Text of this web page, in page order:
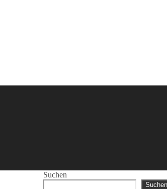
Suchen
Suchen